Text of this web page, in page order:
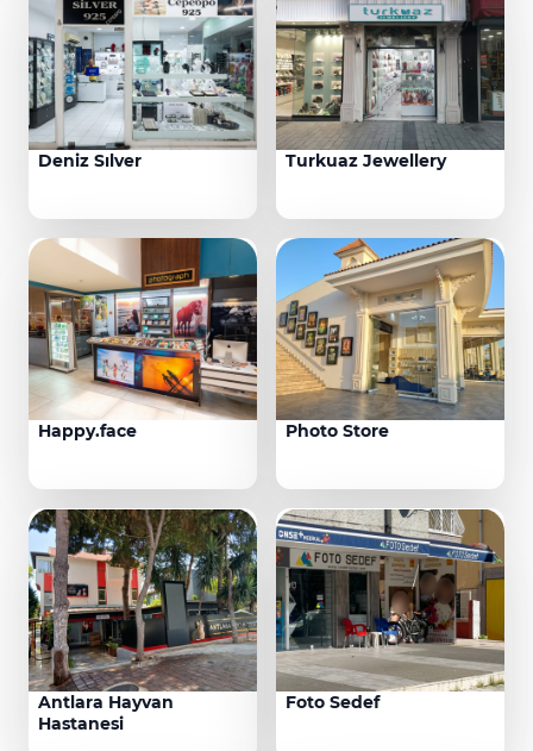
Deniz Sılver Turkuaz Jewellery
Happy.face Photo Store
Antlara Hayvan
Hastanesi
Foto Sedef